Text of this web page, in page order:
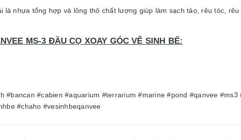
là nhựa tổng hợp và lông thô chất lượng giúp làm sạch tảo, rêu tóc,
MS-3 ĐẦU CỌ XOAY GÓC VỆ SINH BỂ:
#bancan #cabien #aquarium #terrarium #marine #pond #qanvee
#chaho #vesinhbeqanvee